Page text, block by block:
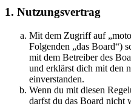
1. Nutzungsvertrag
Mit dem Zugriff auf
Folgenden „das Board“)
mit dem Betreiber des
und erklärst dich mit den
einverstanden.
Wenn du mit diesen
darfst du das Board nicht